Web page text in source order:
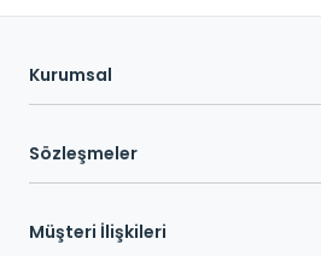
Kurumsal
Sözleşmeler
Müşteri İlişkileri